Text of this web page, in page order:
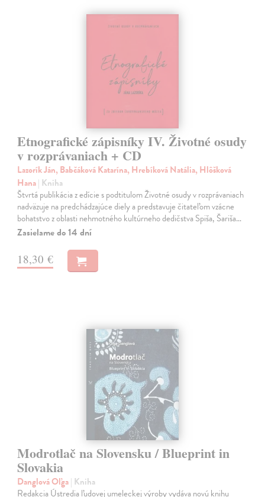
Etnografické zápisníky IV. Životné osudy
v rozprávaniach + CD
Lazorík Ján, Babčáková Katarína, Hrebíková Natália, Hlôšková
Hana| Kniha
Štvrtá publikácia z edície s podtitulom Životné osudy v rozprávaniach
nadväzuje na predchádzajúce diely a predstavuje čitateľom vzácne
bohatstvo z oblasti nehmotného kultúrneho dedičstva Spiša, Šariša…
Zasielame do 14 dní
18,30 €
Modrotlač na Slovensku / Blueprint in
Slovakia
Danglová Oľga| Kniha
Redakcia Ústredia ľudovej umeleckej výroby vydáva novú knihu